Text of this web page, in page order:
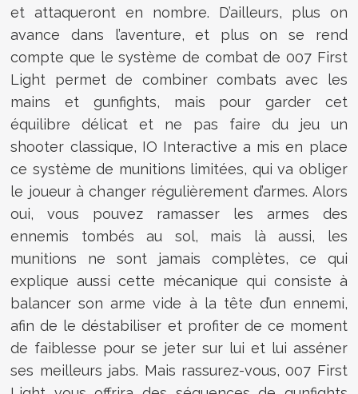
et attaqueront en nombre. D’ailleurs, plus on
avance dans l’aventure, et plus on se rend
compte que le système de combat de 007 First
Light permet de combiner combats avec les
mains et gunfights, mais pour garder cet
équilibre délicat et ne pas faire du jeu un
shooter classique, IO Interactive a mis en place
ce système de munitions limitées, qui va obliger
le joueur à changer régulièrement d’armes. Alors
oui, vous pouvez ramasser les armes des
ennemis tombés au sol, mais là aussi, les
munitions ne sont jamais complètes, ce qui
explique aussi cette mécanique qui consiste à
balancer son arme vide à la tête d’un ennemi,
afin de le déstabiliser et profiter de ce moment
de faiblesse pour se jeter sur lui et lui asséner
ses meilleurs jabs. Mais rassurez-vous, 007 First